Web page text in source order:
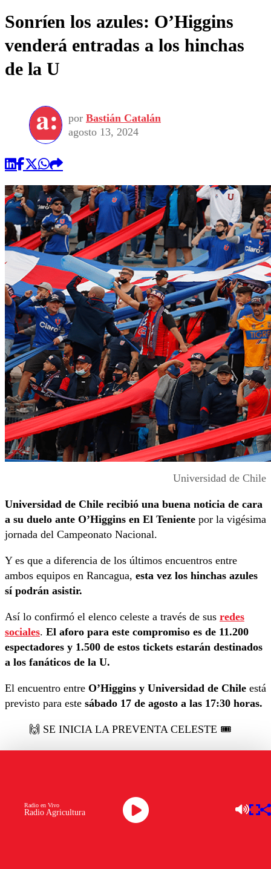
Sonríen los azules: O’Higgins
venderá entradas a los hinchas
de la U
por Bastián Catalán
agosto 13, 2024
Universidad de Chile
Universidad de Chile recibió una buena noticia de cara
a su duelo ante O’Higgins en El Teniente por la vigésima
jornada del Campeonato Nacional.
Y es que a diferencia de los últimos encuentros entre
ambos equipos en Rancagua, esta vez los hinchas azules
sí podrán asistir.
Así lo confirmó el elenco celeste a través de sus redes
sociales. El aforo para este compromiso es de 11.200
espectadores y 1.500 de estos tickets estarán destinados
a los fanáticos de la U.
El encuentro entre O’Higgins y Universidad de Chile está
previsto para este sábado 17 de agosto a las 17:30 horas.
🙌 SE INICIA LA PREVENTA CELESTE 🎟️
para el partido de este sábado ante
en El Teniente 🏟️
Radio Agricultura
Radio en Vivo